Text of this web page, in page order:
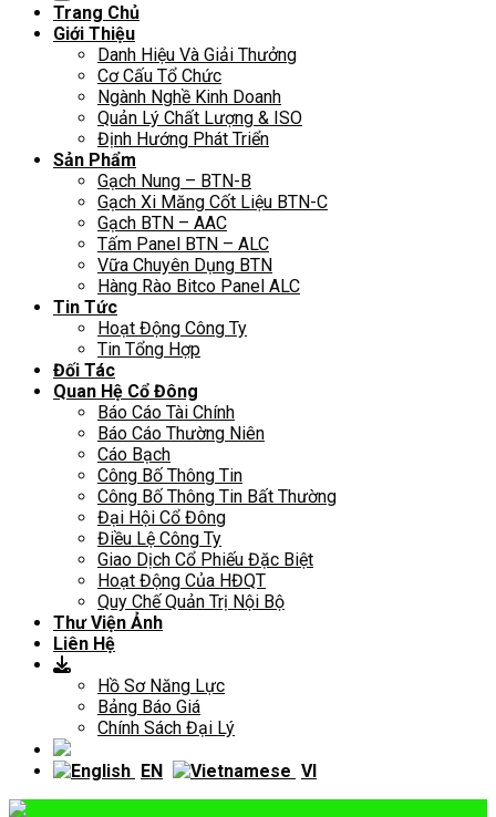
Trang Chủ
Giới Thiệu
Danh Hiệu Và Giải Thưởng
Cơ Cấu Tổ Chức
Ngành Nghề Kinh Doanh
Quản Lý Chất Lượng & ISO
Định Hướng Phát Triển
Sản Phẩm
Gạch Nung – BTN-B
Gạch Xi Măng Cốt Liệu BTN-C
Gạch BTN – AAC
Tấm Panel BTN – ALC
Vữa Chuyên Dụng BTN
Hàng Rào Bitco Panel ALC
Tin Tức
Hoạt Động Công Ty
Tin Tổng Hợp
Đối Tác
Quan Hệ Cổ Đông
Báo Cáo Tài Chính
Báo Cáo Thường Niên
Cáo Bạch
Công Bố Thông Tin
Công Bố Thông Tin Bất Thường
Đại Hội Cổ Đông
Điều Lệ Công Ty
Giao Dịch Cổ Phiếu Đặc Biệt
Hoạt Động Của HĐQT
Quy Chế Quản Trị Nội Bộ
Thư Viện Ảnh
Liên Hệ
Hồ Sơ Năng Lực
Bảng Báo Giá
Chính Sách Đại Lý
EN VI